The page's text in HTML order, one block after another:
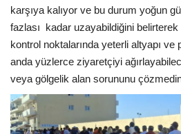
karşıya kalıyor ve bu durum yoğun
fazlası kadar uzayabildiğini
kontrol noktalarında yeterli altyapı ve
anda yüzlerce ziyaretçiyi
veya gölgelik alan sorununu